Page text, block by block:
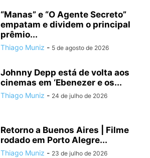
“Manas” e “O Agente Secreto”
empatam e dividem o principal
prêmio...
Thiago Muniz - 5 de agosto de 2026
Johnny Depp está de volta aos
cinemas em ‘Ebenezer e os...
Thiago Muniz - 24 de julho de 2026
Retorno a Buenos Aires | Filme
rodado em Porto Alegre...
Thiago Muniz - 23 de julho de 2026